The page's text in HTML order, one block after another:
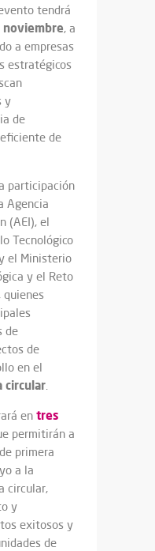
tendrá
noviembre, a
a empresas
estratégicos
y
de
de
participación
Agencia
(AEI), el
Tecnológico
el Ministerio
y el Reto
quienes
de
de
en el
circular.
en tres
permitirán a
primera
a la
circular,
y
exitosos y
de